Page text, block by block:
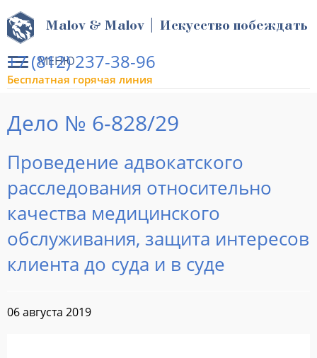
МЕНЮ
Malov & Malov | Искусство побеждать
+7 (812) 237-38-96
Бесплатная горячая линия
Дело № 6-828/29
Проведение адвокатского
расследования относительно
качества медицинского
обслуживания, защита интересов
клиента до суда и в суде
06 августа 2019